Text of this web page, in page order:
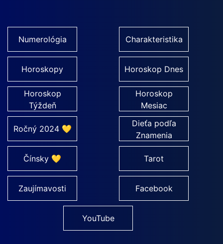
Numerológia Charakteristika
Horoskopy Horoskop Dnes
Horoskop
Týždeň
Horoskop
Mesiac
Ročný 2024 💛
Dieťa podľa
Znamenia
Čínsky 💛 Tarot
Zaujímavosti Facebook
YouTube